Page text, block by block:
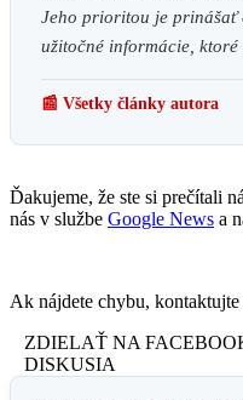
Jeho prioritou je prinášať
užitočné informácie,
📰 Všetky články autora
Ďakujeme, že ste si prečítali
nás v službe Google News a
Ak nájdete chybu, kontaktujte
ZDIELAŤ NA
DISKUSIA